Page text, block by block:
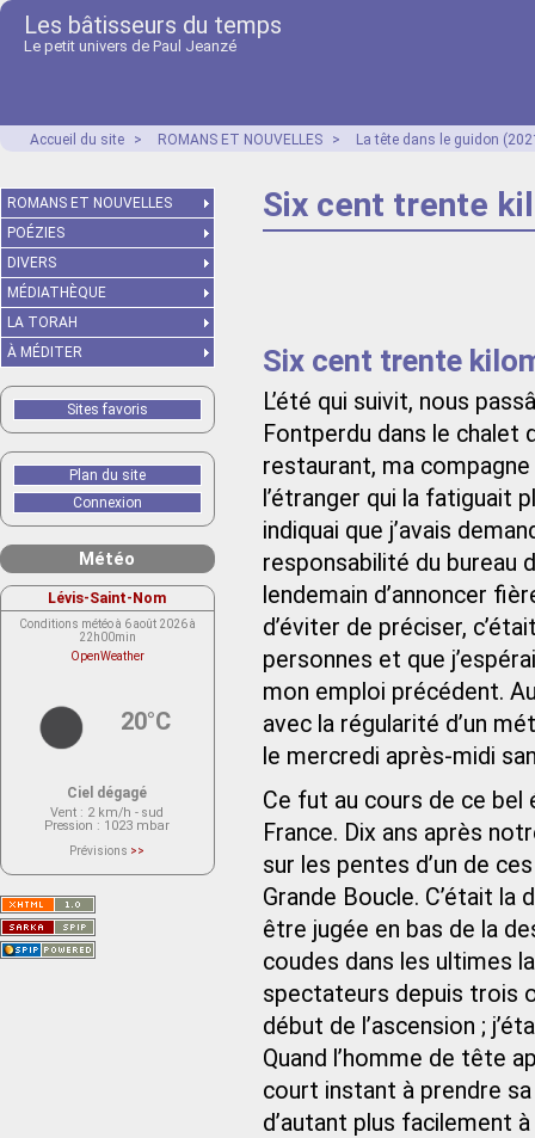
Les bâtisseurs du temps
Le petit univers de Paul Jeanzé
Accueil du site > ROMANS ET NOUVELLES > La tête dans le guidon
Six cent trente
Six cent trente
L’été qui suivit, nous
Fontperdu dans le chalet
restaurant, ma compagne
l’étranger qui la fatiguait
indiquai que j’avais
responsabilité du bureau
lendemain d’annoncer
d’éviter de préciser,
personnes et que
mon emploi précédent.
avec la régularité d’un
le mercredi après-midi
Ce fut au cours de ce
France. Dix ans après
sur les pentes d’un de
Grande Boucle. C’était la
être jugée en bas de la
coudes dans les ultimes
spectateurs depuis trois
début de l’ascension ;
Quand l’homme de tête
court instant à prendre
d’autant plus facilement
ROMANS ET NOUVELLES
POÉZIES
DIVERS
MÉDIATHÈQUE
LA TORAH
À MÉDITER
Sites favoris
Plan du site
Connexion
Météo
Lévis-Saint-Nom
Conditions météo à 6 août 2026 à
22h00min
OpenWeather
20°C
Ciel dégagé
Vent : 2 km/h - sud
Pression : 1023 mbar
Prévisions >>
actuellement aucune prévision
Saint-Nom.
Veuillez consulter le message du
service ci-dessous.
(401 - Invalid API key. Please see
https://openweathermap.org/faq#error401